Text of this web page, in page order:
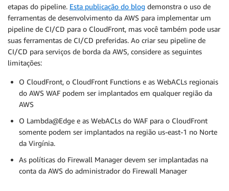
etapas do pipeline. Esta publicação do blog demonstra o uso de
ferramentas de desenvolvimento da AWS para implementar um
pipeline de CI/CD para o CloudFront, mas você também pode usar
suas ferramentas de CI/CD preferidas. Ao criar seu pipeline de
CI/CD para serviços de borda da AWS, considere as seguintes
limitações:
O CloudFront, o CloudFront Functions e as WebACLs regionais
do AWS WAF podem ser implantados em qualquer região da
AWS
O Lambda@Edge e as WebACLs do WAF para o CloudFront
somente podem ser implantados na região us-east-1 no Norte
da Virgínia.
As políticas do Firewall Manager devem ser implantadas na
conta da AWS do administrador do Firewall Manager